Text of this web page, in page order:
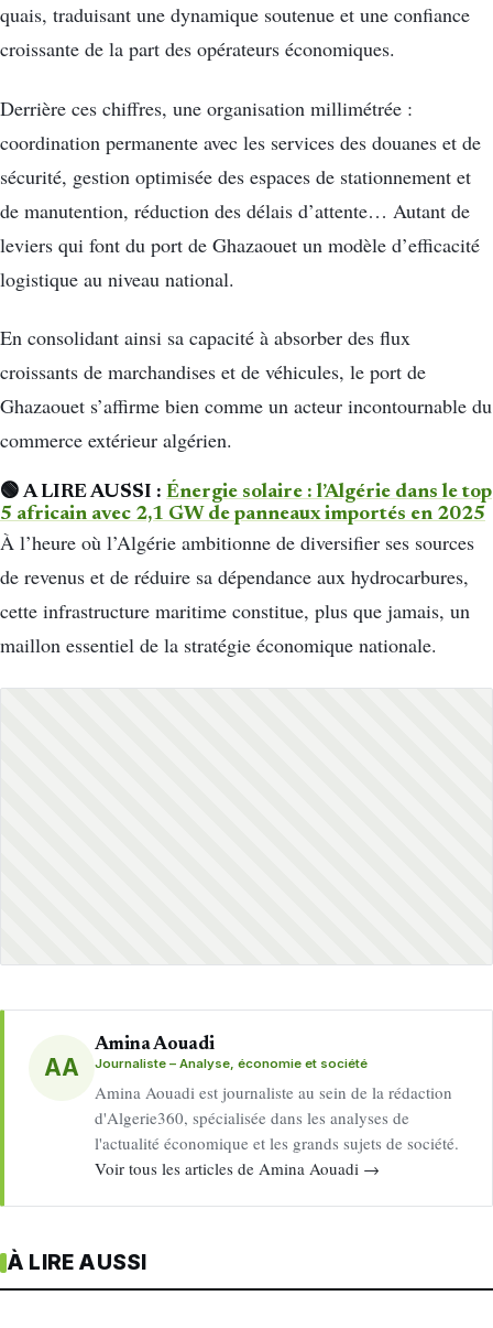
quais, traduisant une dynamique soutenue et une confiance
croissante de la part des opérateurs économiques.
Derrière ces chiffres, une organisation millimétrée :
coordination permanente avec les services des douanes et de
sécurité, gestion optimisée des espaces de stationnement et
de manutention, réduction des délais d’attente… Autant de
leviers qui font du port de Ghazaouet un modèle d’efficacité
logistique au niveau national.
En consolidant ainsi sa capacité à absorber des flux
croissants de marchandises et de véhicules, le port de
Ghazaouet s’affirme bien comme un acteur incontournable du
commerce extérieur algérien.
🟢 A LIRE AUSSI : Énergie solaire : l’Algérie dans le top
5 africain avec 2,1 GW de panneaux importés en 2025
À l’heure où l’Algérie ambitionne de diversifier ses sources
de revenus et de réduire sa dépendance aux hydrocarbures,
cette infrastructure maritime constitue, plus que jamais, un
maillon essentiel de la stratégie économique nationale.
AA
Amina Aouadi
Journaliste – Analyse, économie et société
Amina Aouadi est journaliste au sein de la rédaction
d'Algerie360, spécialisée dans les analyses de
l'actualité économique et les grands sujets de société.
Voir tous les articles de Amina Aouadi →
À LIRE AUSSI